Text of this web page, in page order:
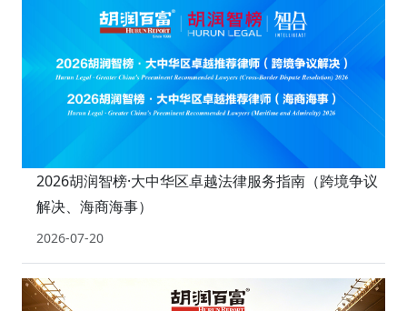
2026胡润智榜·大中华区卓越法律服务指南（跨境争议
解决、海商海事）
2026-07-20